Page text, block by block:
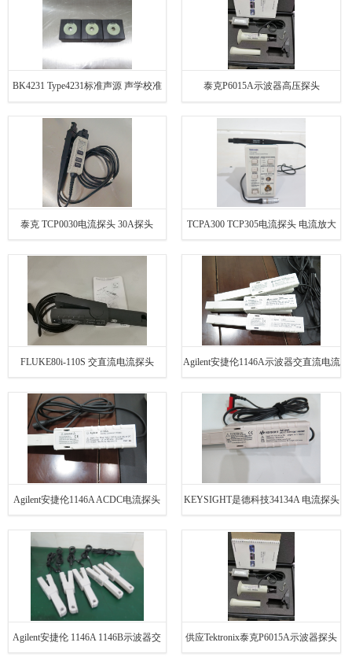
BK4231 Type4231标准声源 声学校准
器
泰克P6015A示波器高压探头
泰克 TCP0030电流探头 30A探头 TCPA300 TCP305电流探头 电流放大
器
FLUKE80i-110S 交直流电流探头 Agilent安捷伦1146A示波器交直流电流
探头
Agilent安捷伦1146A ACDC电流探头 KEYSIGHT是德科技34134A 电流探头
Agilent安捷伦 1146A 1146B示波器交 供应Tektronix泰克P6015A示波器探头